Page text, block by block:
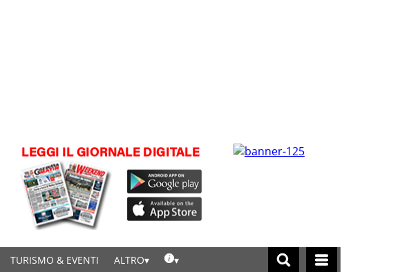
TURISMO & EVENTI ALTRO